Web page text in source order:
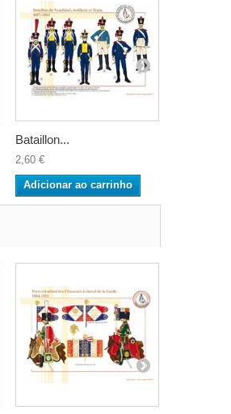
Bataillon...
2,60 €
Adicionar ao carrinho